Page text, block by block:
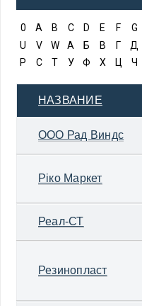
0 A B C D E F G
U
V W А Б В Г Д
Р
С Т У Ф Х Ц Ч
НАЗВАНИЕ
ООО Рад Виндс
Ріко Маркет
Реал-СТ
Резинопласт